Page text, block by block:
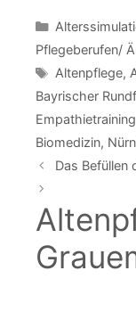
Kategorien
Pflegeberufen/
Schlagwörter
Altenpflege,
Bayrischer
Empathietraining
Biomedizin,
Das Befüllen